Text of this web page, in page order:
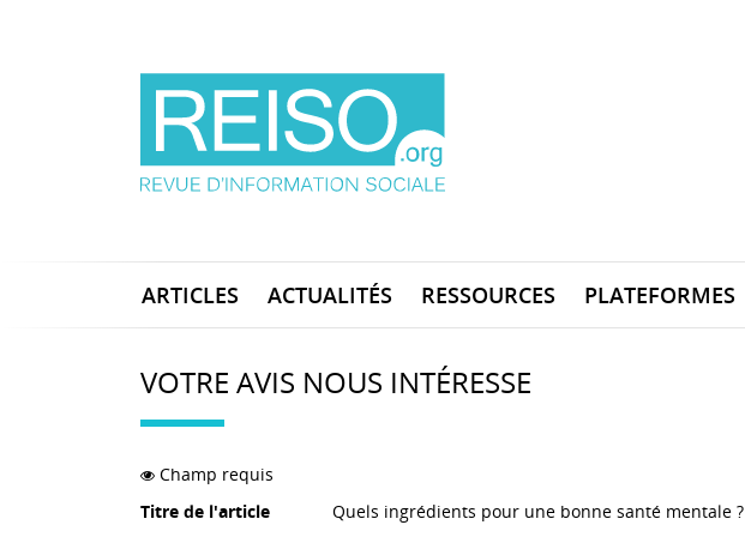
ARTICLES ACTUALITÉS RESSOURCES PLATEFORMES
VOTRE AVIS NOUS INTÉRESSE
Champ requis
Titre de l'article
Quels ingrédients pour une bonne santé mentale ?